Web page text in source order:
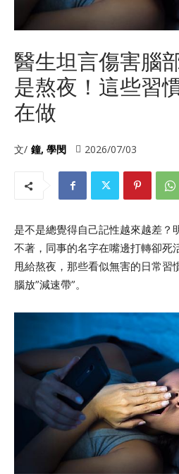
醫生坦言傷害腦
是熬夜！這些習
在做
文/ 鐘, 學閔 2026/07/03
是不是總覺得自己記性越來越差？
不著，同事的名字在嘴邊打轉卻死
甩給熬夜，那些看似無害的日常習
腦放”減速帶”。